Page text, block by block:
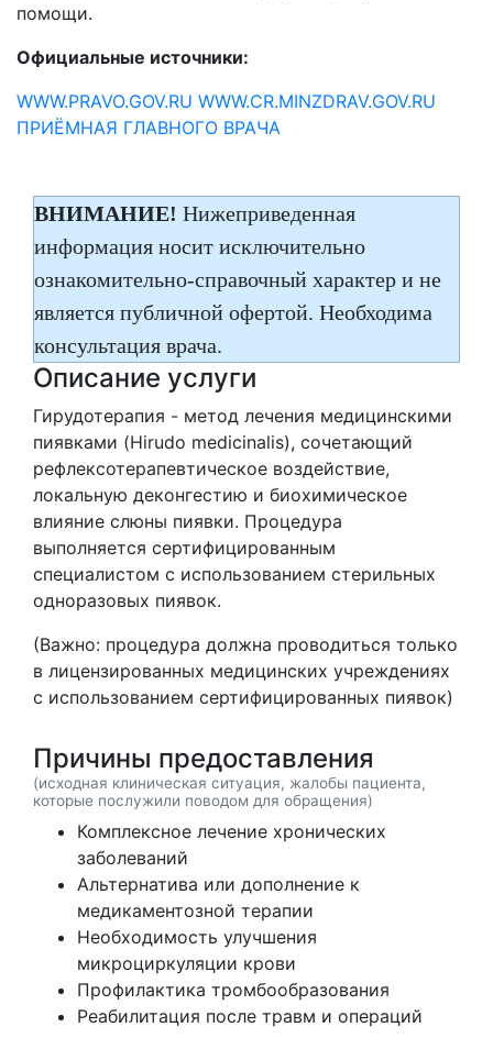
помощи.
Официальные источники:
WWW.PRAVO.GOV.RU WWW.CR.MINZDRAV.GOV.RU
ПРИЁМНАЯ ГЛАВНОГО ВРАЧА
ВНИМАНИЕ! Нижеприведенная
информация носит исключительно
ознакомительно-справочный характер и не
является публичной офертой. Необходима
консультация врача.
Описание услуги
Гирудотерапия - метод лечения медицинскими
пиявками (Hirudo medicinalis), сочетающий
рефлексотерапевтическое воздействие,
локальную деконгестию и биохимическое
влияние слюны пиявки. Процедура
выполняется сертифицированным
специалистом с использованием стерильных
одноразовых пиявок.
(Важно: процедура должна проводиться только
в лицензированных медицинских учреждениях
с использованием сертифицированных пиявок)
Причины предоставления
(исходная клиническая ситуация, жалобы пациента,
которые послужили поводом для обращения)
Комплексное лечение хронических
заболеваний
Альтернатива или дополнение к
медикаментозной терапии
Необходимость улучшения
микроциркуляции крови
Профилактика тромбообразования
Реабилитация после травм и операций